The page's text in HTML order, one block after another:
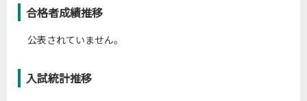
2011
20
2013
20
2015
20
合格者成績推移
公表されていません。
入試統計推移